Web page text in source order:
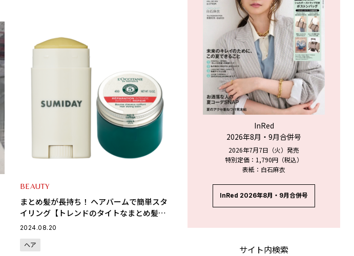
BEAUTY
まとめ髪が長持ち！ ヘアバームで簡単スタ
イリング【トレンドのタイトなまとめ髪に
必須】
2024.08.20
ヘア
InRed
2026年8月・9月合併号
2026年7月7日（火）発売
特別定価：1,790円（税込）
表紙：白石麻衣
InRed 2026年8月・9月合併号
サイト内検索